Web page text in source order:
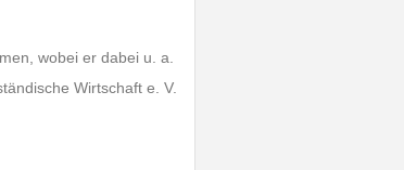
wobei er dabei u. a.
Wirtschaft e. V.